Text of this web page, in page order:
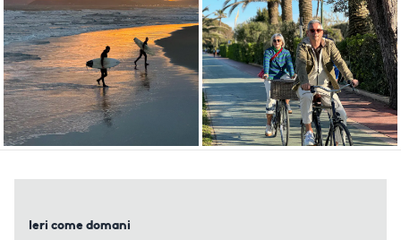
Ieri come domani